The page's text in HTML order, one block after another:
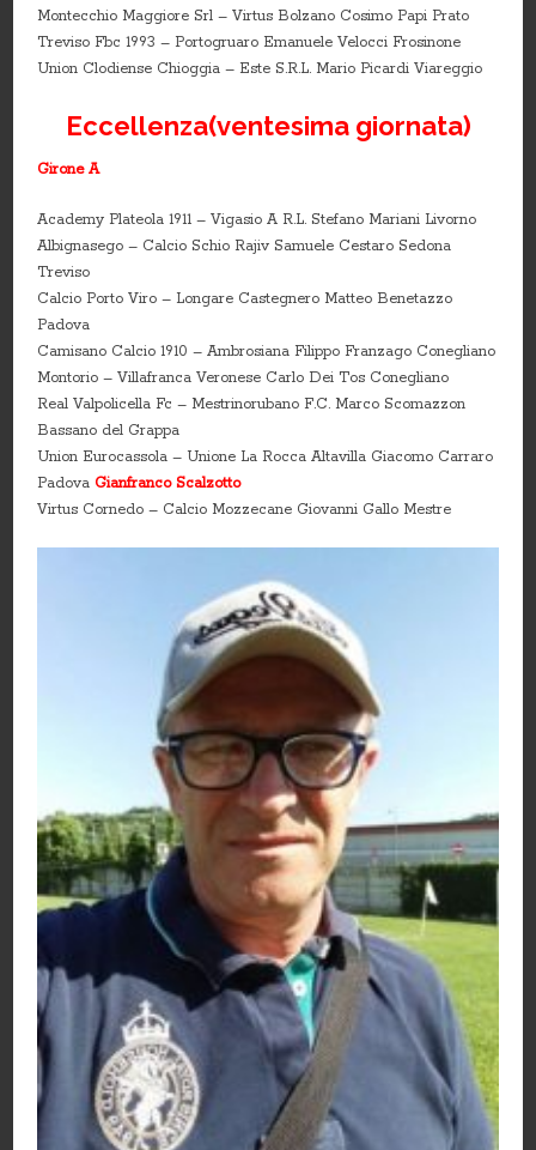
Montecchio Maggiore Srl – Virtus Bolzano Cosimo Papi Prato
Treviso Fbc 1993 – Portogruaro Emanuele Velocci Frosinone
Union Clodiense Chioggia – Este S.R.L. Mario Picardi Viareggio
Eccellenza(ventesima giornata)
Girone A
Academy Plateola 1911 – Vigasio A R.L. Stefano Mariani Livorno
Albignasego – Calcio Schio Rajiv Samuele Cestaro Sedona
Treviso
Calcio Porto Viro – Longare Castegnero Matteo Benetazzo
Padova
Camisano Calcio 1910 – Ambrosiana Filippo Franzago Conegliano
Montorio – Villafranca Veronese Carlo Dei Tos Conegliano
Real Valpolicella Fc – Mestrinorubano F.C. Marco Scomazzon
Bassano del Grappa
Union Eurocassola – Unione La Rocca Altavilla Giacomo Carraro
Padova Gianfranco Scalzotto
Virtus Cornedo – Calcio Mozzecane Giovanni Gallo Mestre